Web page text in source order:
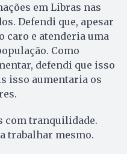
em Libras nas
Defendi que, apesar
caro e atenderia uma
Como
defendi que isso
isso aumentaria os
com tranquilidade.
trabalhar mesmo.